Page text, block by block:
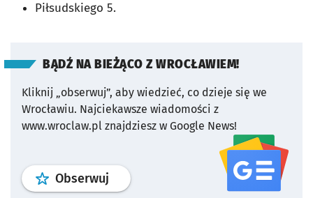
Piłsudskiego 5.
BĄDŹ NA BIEŻĄCO Z WROCŁAWIEM!
Kliknij „obserwuj”, aby wiedzieć, co dzieje się we
Wrocławiu. Najciekawsze wiadomości z
www.wroclaw.pl znajdziesz w Google News!
Obserwuj profil serwisu